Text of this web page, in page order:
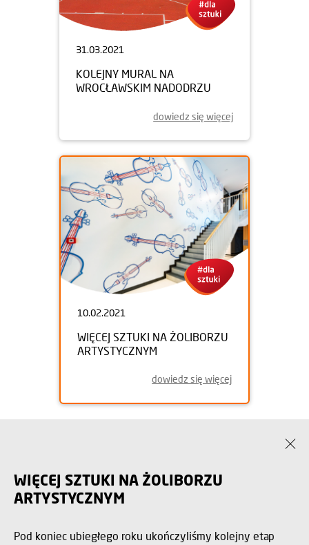
31.03.2021
KOLEJNY MURAL NA
WROCŁAWSKIM NADODRZU
dowiedz się więcej
10.02.2021
WIĘCEJ SZTUKI NA ŻOLIBORZU
ARTYSTYCZNYM
dowiedz się więcej
WIĘCEJ SZTUKI NA ŻOLIBORZU
ARTYSTYCZNYM
Pod koniec ubiegłego roku ukończyliśmy kolejny etap